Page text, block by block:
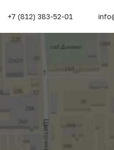
+7 (812) 383-52-01